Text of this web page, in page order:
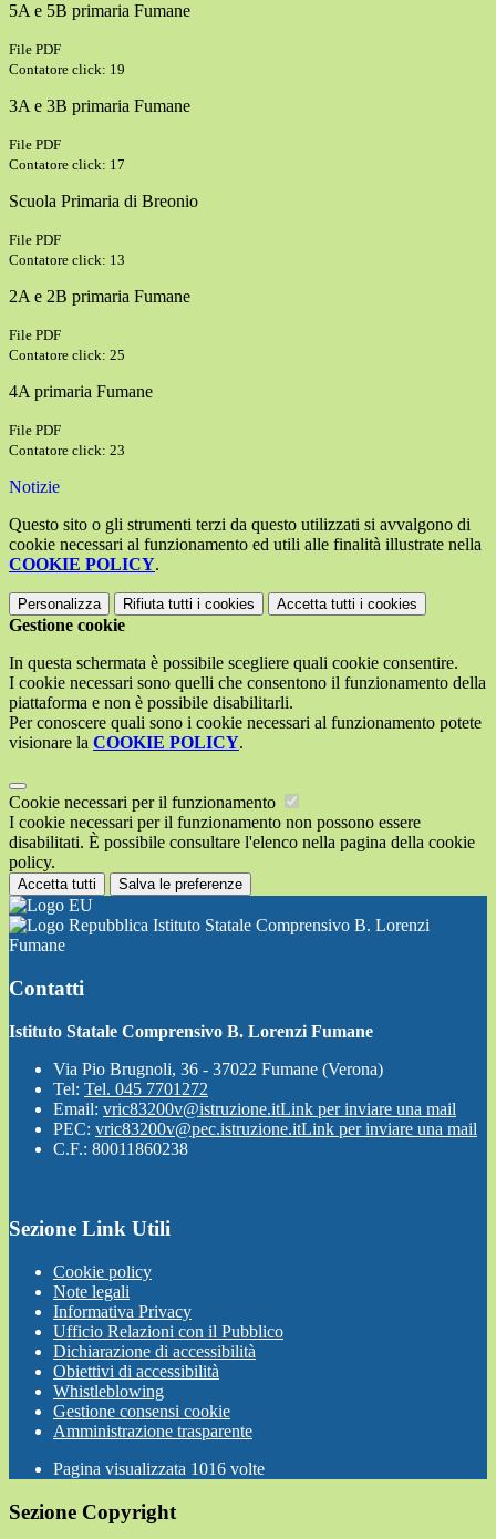
5A e 5B primaria Fumane
File PDF
Contatore click: 19
3A e 3B primaria Fumane
File PDF
Contatore click: 17
Scuola Primaria di Breonio
File PDF
Contatore click: 13
2A e 2B primaria Fumane
File PDF
Contatore click: 25
4A primaria Fumane
File PDF
Contatore click: 23
Notizie
Questo sito o gli strumenti terzi da questo utilizzati si avvalgono di
cookie necessari al funzionamento ed utili alle finalità illustrate nella
COOKIE POLICY.
Personalizza Rifiuta tutti i cookies Accetta tutti i cookies
Gestione cookie
In questa schermata è possibile scegliere quali cookie consentire.
I cookie necessari sono quelli che consentono il funzionamento della
piattaforma e non è possibile disabilitarli.
Per conoscere quali sono i cookie necessari al funzionamento potete
visionare la COOKIE POLICY.
Cookie necessari per il funzionamento
I cookie necessari per il funzionamento non possono essere
disabilitati. È possibile consultare l'elenco nella pagina della cookie
policy.
Accetta tutti Salva le preferenze
Istituto Statale Comprensivo B. Lorenzi
Fumane
Contatti
Istituto Statale Comprensivo B. Lorenzi Fumane
Via Pio Brugnoli, 36 - 37022 Fumane (Verona)
Tel: Tel. 045 7701272
Email: vric83200v@istruzione.itLink per inviare una mail
PEC: vric83200v@pec.istruzione.itLink per inviare una mail
C.F.: 80011860238
Sezione Link Utili
Cookie policy
Note legali
Informativa Privacy
Ufficio Relazioni con il Pubblico
Dichiarazione di accessibilità
Obiettivi di accessibilità
Whistleblowing
Gestione consensi cookie
Amministrazione trasparente
Pagina visualizzata 1016 volte
Sezione Copyright